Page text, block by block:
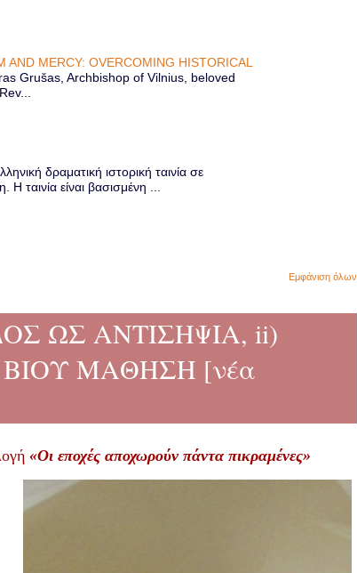
AND MERCY: OVERCOMING HISTORICAL
Grušas, Archbishop of Vilnius, beloved
δραματική ιστορική ταινία σε
ταινία είναι βασισμένη ...
Εμφάνιση όλων
ΩΣ ΑΝΤΙΣΗΨΙΑ, ii)
ΜΑΘΗΣΗ [νέα
«Οι εποχές αποχωρούν πάντα πικραμένες»